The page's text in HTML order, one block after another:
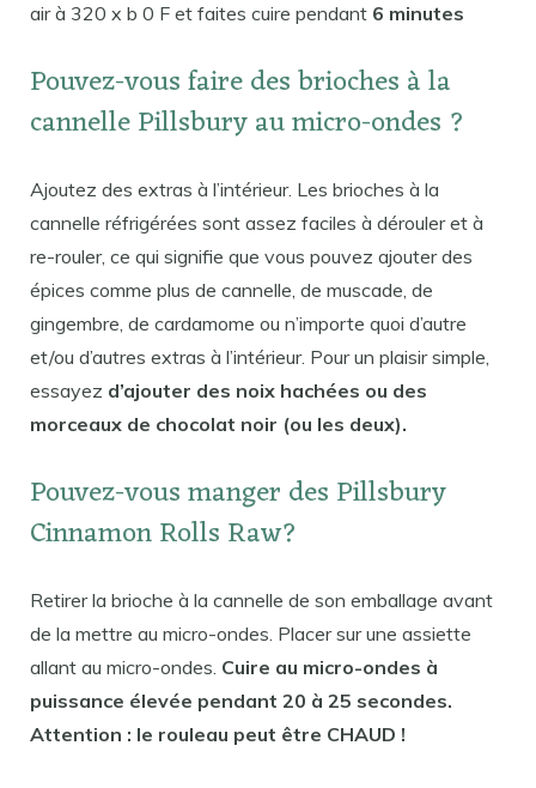
air à 320 x b 0 F et faites cuire pendant 6 minutes
Pouvez-vous faire des brioches à la
cannelle Pillsbury au micro-ondes ?
Ajoutez des extras à l’intérieur. Les brioches à la
cannelle réfrigérées sont assez faciles à dérouler et à
re-rouler, ce qui signifie que vous pouvez ajouter des
épices comme plus de cannelle, de muscade, de
gingembre, de cardamome ou n’importe quoi d’autre
et/ou d’autres extras à l’intérieur. Pour un plaisir simple,
essayez d’ajouter des noix hachées ou des
morceaux de chocolat noir (ou les deux).
Pouvez-vous manger des Pillsbury
Cinnamon Rolls Raw?
Retirer la brioche à la cannelle de son emballage avant
de la mettre au micro-ondes. Placer sur une assiette
allant au micro-ondes. Cuire au micro-ondes à
puissance élevée pendant 20 à 25 secondes.
Attention : le rouleau peut être CHAUD !